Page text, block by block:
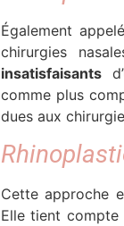
Également
chirurgies
insatisfaisants
comme plus
dues aux
Cette approche
Elle tient compte